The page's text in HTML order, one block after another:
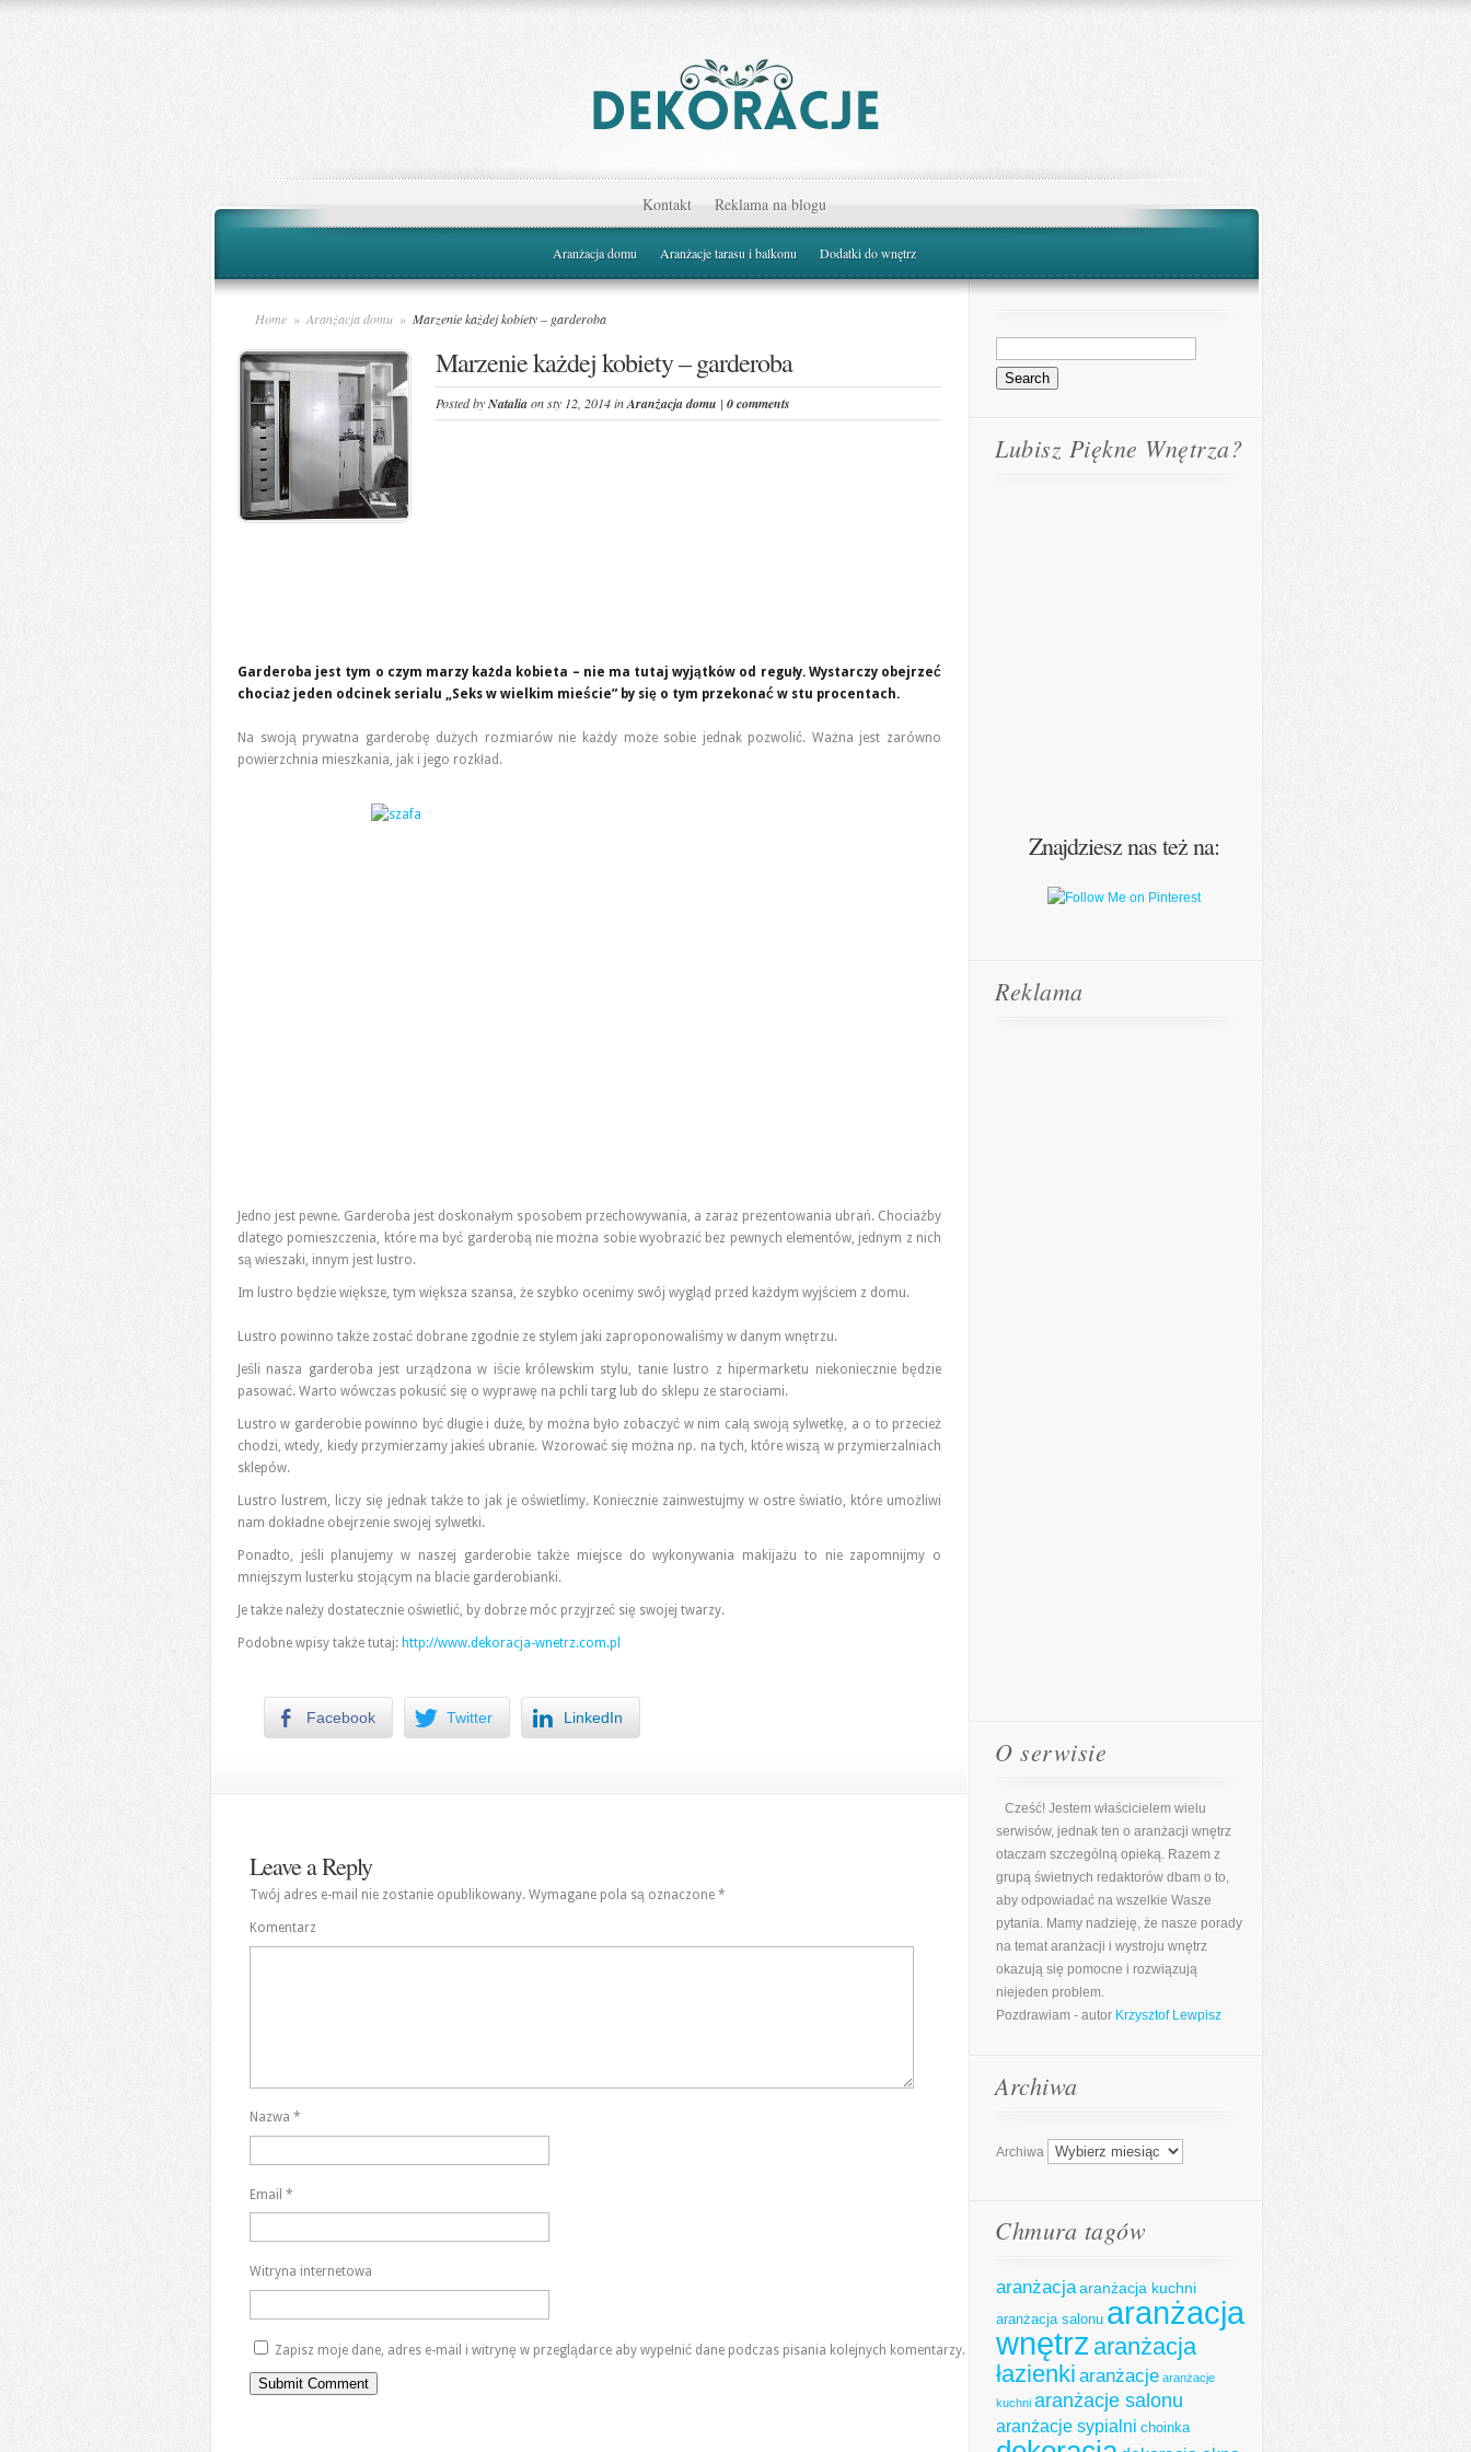
Kontakt Reklama na blogu
Aranżacja domu Aranżacje tarasu i balkonu Dodatki do wnętrz
Home » Aranżacja domu » Marzenie każdej kobiety – garderoba
Marzenie każdej kobiety – garderoba
Posted byNataliaon sty 12, 2014 inAranżacja domu | 0 comments
Garderoba jest tym o czym marzy każda kobieta – nie ma tutaj wyjątków od reguły. Wystarczy obejrzeć
chociaż jeden odcinek serialu „Seks w wielkim mieście” by się o tym przekonać w stu procentach.
Na swoją prywatna garderobę dużych rozmiarów nie każdy może sobie jednak pozwolić. Ważna jest zarówno
powierzchnia mieszkania, jak i jego rozkład.
Jedno jest pewne. Garderoba jest doskonałym sposobem przechowywania, a zaraz prezentowania ubrań. Chociażby
dlatego pomieszczenia, które ma być garderobą nie można sobie wyobrazić bez pewnych elementów, jednym z nich
są wieszaki, innym jest lustro.
Im lustro będzie większe, tym większa szansa, że szybko ocenimy swój wygląd przed każdym wyjściem z domu.
Lustro powinno także zostać dobrane zgodnie ze stylem jaki zaproponowaliśmy w danym wnętrzu.
Jeśli nasza garderoba jest urządzona w iście królewskim stylu, tanie lustro z hipermarketu niekoniecznie będzie
pasować. Warto wówczas pokusić się o wyprawę na pchli targ lub do sklepu ze starociami.
Lustro w garderobie powinno być długie i duże, by można było zobaczyć w nim całą swoją sylwetkę, a o to przecież
chodzi, wtedy, kiedy przymierzamy jakieś ubranie. Wzorować się można np. na tych, które wiszą w przymierzalniach
sklepów.
Lustro lustrem, liczy się jednak także to jak je oświetlimy. Koniecznie zainwestujmy w ostre światło, które umożliwi
nam dokładne obejrzenie swojej sylwetki.
Ponadto, jeśli planujemy w naszej garderobie także miejsce do wykonywania makijażu to nie zapomnijmy o
mniejszym lusterku stojącym na blacie garderobianki.
Je także należy dostatecznie oświetlić, by dobrze móc przyjrzeć się swojej twarzy.
Podobne wpisy także tutaj: http://www.dekoracja-wnetrz.com.pl
Facebook Twitter LinkedIn
Leave a Reply
Twój adres e-mail nie zostanie opublikowany. Wymagane pola są oznaczone *
Komentarz
Nazwa *
Email *
Witryna internetowa
Zapisz moje dane, adres e-mail i witrynę w przeglądarce aby wypełnić dane podczas pisania kolejnych komentarzy.
Lubisz Piękne Wnętrza?
Znajdziesz nas też na:
Reklama
O serwisie
Cześć! Jestem właścicielem wielu
serwisów, jednak ten o aranżacji wnętrz
otaczam szczególną opieką. Razem z
grupą świetnych redaktorów dbam o to,
aby odpowiadać na wszelkie Wasze
pytania. Mamy nadzieję, że nasze porady
na temat aranżacji i wystroju wnętrz
okazują się pomocne i rozwiązują
niejeden problem.
Pozdrawiam - autor Krzysztof Lewpisz
Archiwa
Archiwa
Chmura tagów
aranżacjaaranżacja kuchni
aranżacja salonu aranżacja
wnętrz aranżacja
łazienki aranżacje aranżacje
kuchni aranżacje salonu
aranżacje sypialni choinka